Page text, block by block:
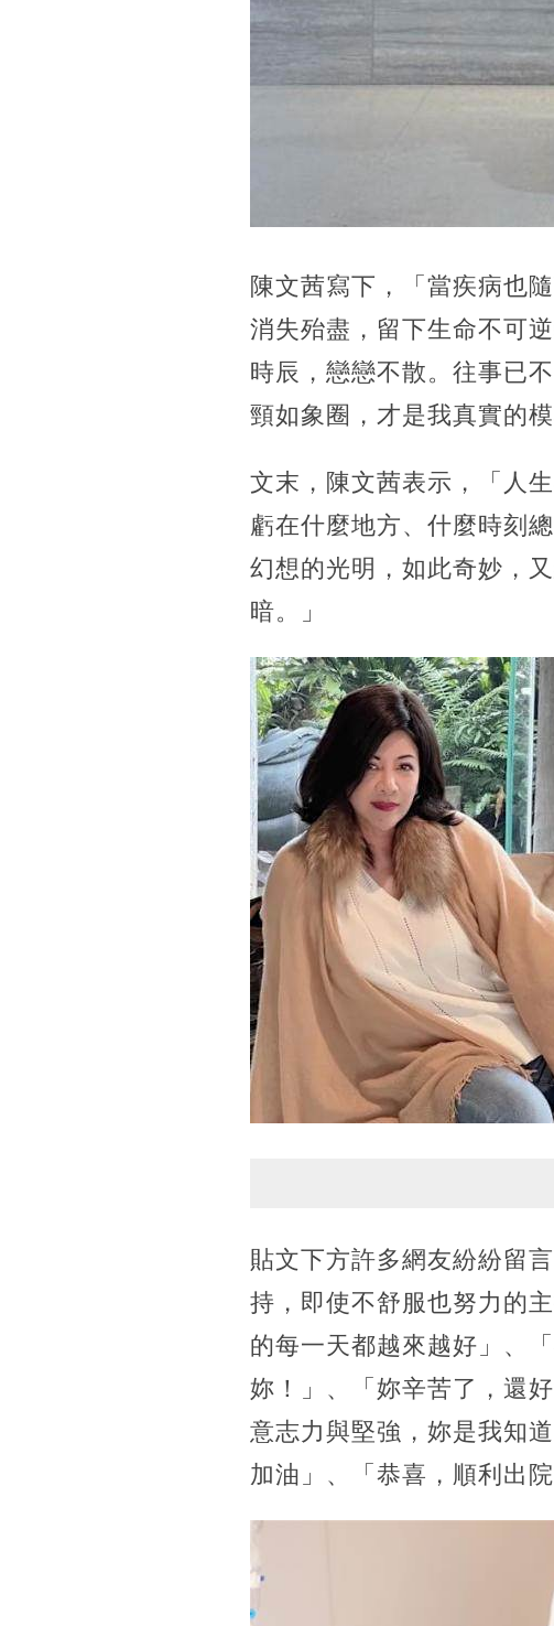
陳文茜寫下，「當疾病也
消失殆盡，留下生命不可
時辰，戀戀不散。往事已
頸如象圈，才是我真實的模
文末，陳文茜表示，「人
虧在什麼地方、什麼時刻
幻想的光明，如此奇妙，
暗。」
貼文下方許多網友紛紛留
持，即使不舒服也努力的
的每一天都越來越好」、
妳！」、「妳辛苦了，還
意志力與堅強，妳是我知
加油」、「恭喜，順利出